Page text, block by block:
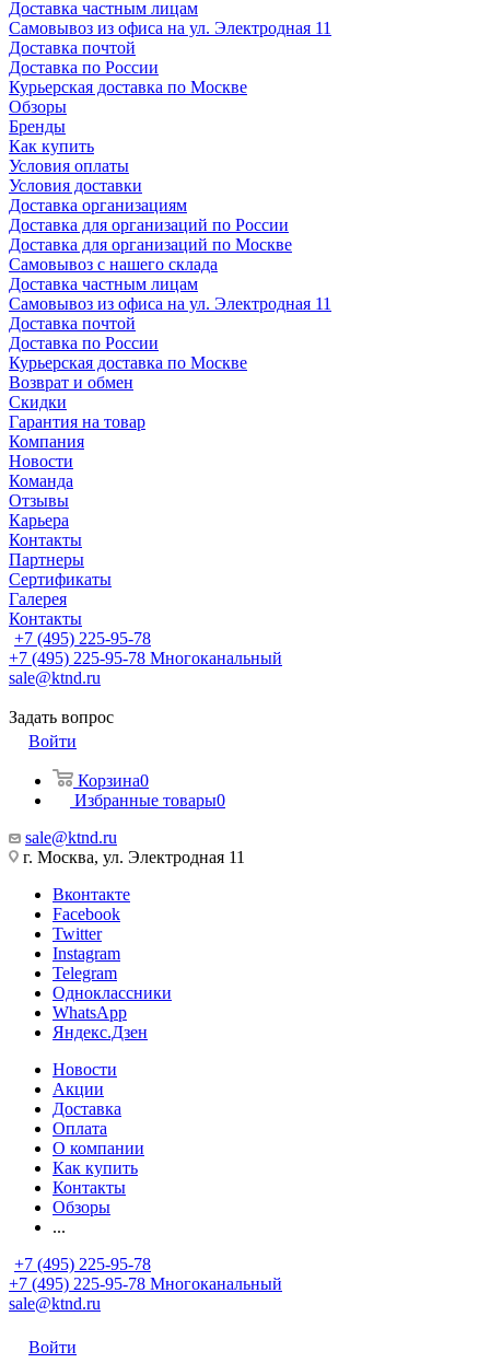
Доставка частным лицам
Самовывоз из офиса на ул. Электродная 11
Доставка почтой
Доставка по России
Курьерская доставка по Москве
Обзоры
Бренды
Как купить
Условия оплаты
Условия доставки
Доставка организациям
Доставка для организаций по России
Доставка для организаций по Москве
Самовывоз с нашего склада
Доставка частным лицам
Самовывоз из офиса на ул. Электродная 11
Доставка почтой
Доставка по России
Курьерская доставка по Москве
Возврат и обмен
Скидки
Гарантия на товар
Компания
Новости
Команда
Отзывы
Карьера
Контакты
Партнеры
Сертификаты
Галерея
Контакты
+7 (495) 225-95-78
+7 (495) 225-95-78 Многоканальный
sale@ktnd.ru
Задать вопрос
Войти
Корзина0
Избранные товары0
sale@ktnd.ru
г. Москва, ул. Электродная 11
Вконтакте
Facebook
Twitter
Instagram
Telegram
Одноклассники
WhatsApp
Яндекс.Дзен
Новости
Акции
Доставка
Оплата
О компании
Как купить
Контакты
Обзоры
...
+7 (495) 225-95-78
+7 (495) 225-95-78 Многоканальный
sale@ktnd.ru
Войти